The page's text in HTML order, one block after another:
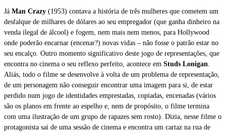
Já Man Crazy (1953) contava a história de três mulheres que cometem um
desfalque de milhares de dólares ao seu empregador (que ganha dinheiro na
venda ilegal de álcool) e fogem, nem mais nem menos, para Hollywood
onde poderão encarnar (encenar?) novas vidas – não fosse o patrão estar no
seu encalço. Outro momento significativo deste jogo de representações, que
encontra no cinema o seu reflexo perfeito, acontece em Studs Lonigan
Aliás, todo o filme se desenvolve à volta de um problema de representação,
de um personagem não conseguir encontrar uma imagem para si, de estar
perdido num jogo de identidades emprestadas, copiadas, encenadas (vários
são os planos em frente ao espelho e, nem de propósito, o filme termina
com uma ilustração de um grupo de rapazes sem rosto). Dizia, nesse filme o
protagonista sai de uma sessão de cinema e encontra um cartaz na rua de